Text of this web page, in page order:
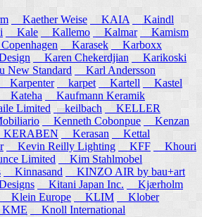
Kaether Weise KAIA
Kaindl
Kale Kallemo Kalmar
Kamism
Karasek
Karboxx
Karen Chekerdjian
Karikoski
New Standard
Karl Andersson
Karpenter karpet Kartell
Kastel
Kateha
Kaufmann Keramik
Limited keilbach
KELLER
Kenneth Cobonpue
Kenzan
Kerasan
Kettal
Kevin Reilly Lighting KFF
Khouri
Limited
Kim Stahlmobel
Kinnasand
KINZO AIR by bau+art
Kitani Japan Inc.
Kjærholm
Klein Europe KLIM
Klober
Knoll International